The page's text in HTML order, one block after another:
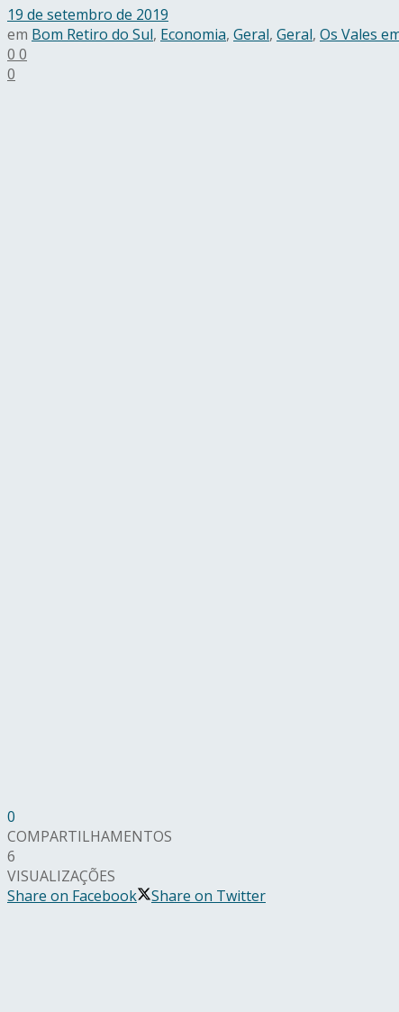
19 de setembro de 2019
em Bom Retiro do Sul, Economia, Geral, Geral, Os Vales
0 0
0
0
COMPARTILHAMENTOS
6
VISUALIZAÇÕES
Share on Facebook
Share on Twitter